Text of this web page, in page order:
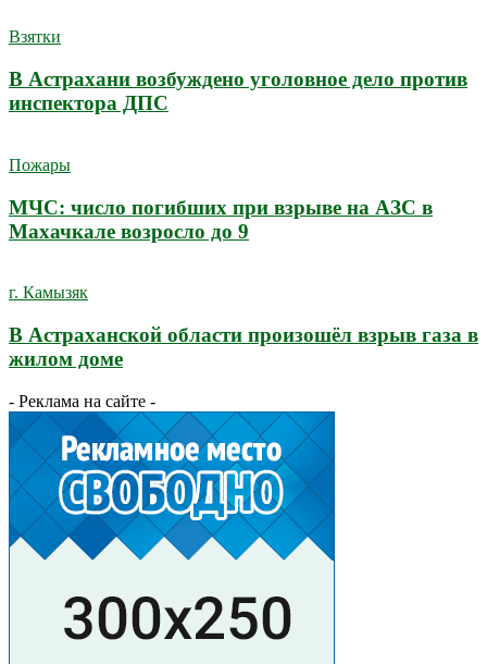
Взятки
В Астрахани возбуждено уголовное дело против
инспектора ДПС
Пожары
МЧС: число погибших при взрыве на АЗС в
Махачкале возросло до 9
г. Камызяк
В Астраханской области произошёл взрыв газа в
жилом доме
- Реклама на сайте -